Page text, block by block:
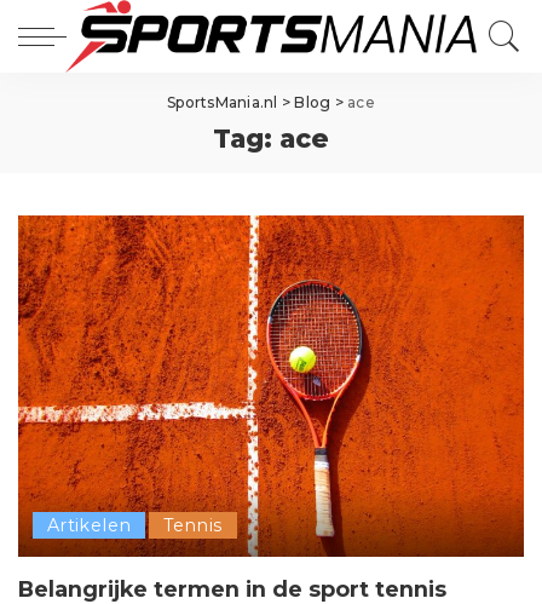
SportsMania.nl >Blog > ace
Tag: ace
Artikelen Tennis
Belangrijke termen in de sport tennis